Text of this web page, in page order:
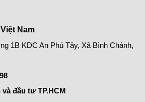
Nam
1B KDC An Phú Tây, Xã Bình Chánh,
đầu tư TP.HCM